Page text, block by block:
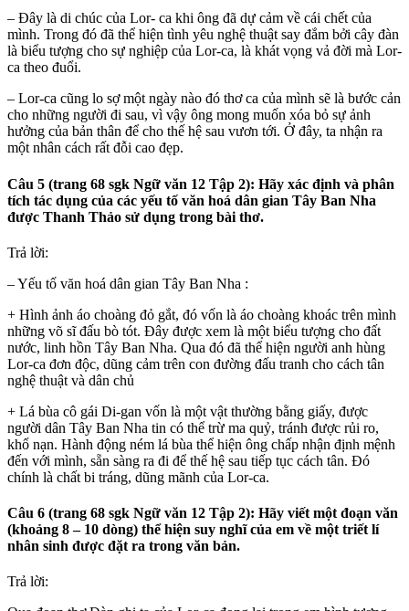
– Đây là di chúc của Lor- ca khi ông đã dự cảm về cái chết của
mình. Trong đó đã thể hiện tình yêu nghệ thuật say đắm bởi cây đàn
là biểu tượng cho sự nghiệp của Lor-ca, là khát vọng vả đời mà Lor-
ca theo đuổi.
– Lor-ca cũng lo sợ một ngày nào đó thơ ca của mình sẽ là bước cản
cho những người đi sau, vì vậy ông mong muốn xóa bỏ sự ảnh
hưởng của bản thân để cho thế hệ sau vươn tới. Ở đây, ta nhận ra
một nhân cách rất đỗi cao đẹp.
Câu 5 (trang 68 sgk Ngữ văn 12 Tập 2): Hãy xác định và phân
tích tác dụng của các yếu tố văn hoá dân gian Tây Ban Nha
được Thanh Thảo sử dụng trong bài thơ.
Trả lời:
– Yếu tố văn hoá dân gian Tây Ban Nha :
+ Hình ảnh áo choàng đỏ gắt, đó vốn là áo choàng khoác trên mình
những võ sĩ đấu bò tót. Đây được xem là một biểu tượng cho đất
nước, linh hồn Tây Ban Nha. Qua đó đã thể hiện người anh hùng
Lor-ca đơn độc, dũng cảm trên con đường đấu tranh cho cách tân
nghệ thuật và dân chủ
+ Lá bùa cô gái Di-gan vốn là một vật thường bằng giấy, được
người dân Tây Ban Nha tin có thể trừ ma quỷ, tránh được rủi ro,
khổ nạn. Hành động ném lá bùa thể hiện ông chấp nhận định mệnh
đến với mình, sẵn sàng ra đi để thế hệ sau tiếp tục cách tân. Đó
chính là chất bi tráng, dũng mãnh của Lor-ca.
Câu 6 (trang 68 sgk Ngữ văn 12 Tập 2): Hãy viết một đoạn văn
(khoảng 8 – 10 dòng) thể hiện suy nghĩ của em về một triết lí
nhân sinh được đặt ra trong văn bản.
Trả lời: